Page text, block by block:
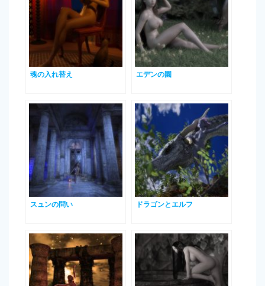
魂の入れ替え エデンの園
スュンの問い ドラゴンとエルフ